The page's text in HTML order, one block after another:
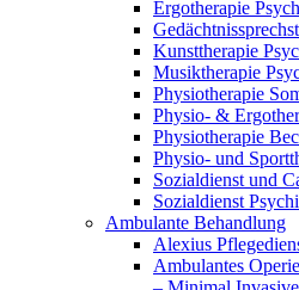
Ergotherapie
Kunsttherapie
Musiktherapie
Physiotherapie
Physio- &
Physiotherapie
Physio- und
Sozialdienst und
Sozialdienst
Ambulante Behandlung
Alexius
Ambulantes